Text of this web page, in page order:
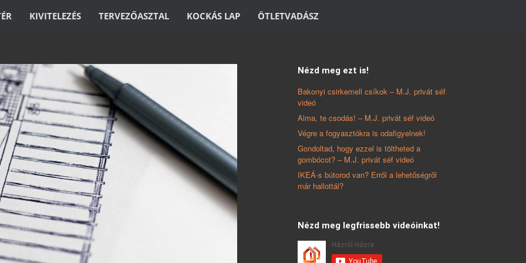
KIVITELEZÉS TERVEZŐASZTAL KOCKÁS LAP ÖTLETVADÁSZ
Nézd meg ezt is!
Bakonyi csirkemell csíkok – M.J. privát séf
videó
Alma, te csodás! – M.J. privát séf videó
Végre a fogyasztókra is odafigyelnek!
Gondoltad, hogy ezzel is töltheted a
gombócot? – M.J. privát séf videó
IKEÁ-s bútorod van? Erről a lehetőségről
már hallottál?
Nézd meg legfrissebb videóinkat!